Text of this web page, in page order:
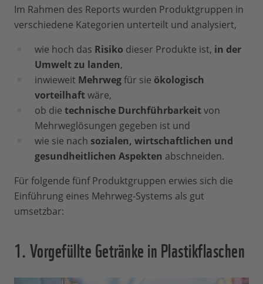
Im Rahmen des Reports wurden Produktgruppen in
verschiedene Kategorien unterteilt und analysiert,
wie hoch das Risiko dieser Produkte ist, in der
Umwelt zu landen,
inwieweit Mehrwegfür sie ökologisch
vorteilhaftwäre,
ob die technische Durchführbarkeitvon
Mehrweglösungen gegeben ist und
wie sie nach sozialen, wirtschaftlichen und
gesundheitlichen Aspekten abschneiden.
Für folgende fünf Produktgruppen erwies sich die
Einführung eines Mehrweg-Systems als gut
umsetzbar:
1. Vorgefüllte Getränke in Plastikflaschen